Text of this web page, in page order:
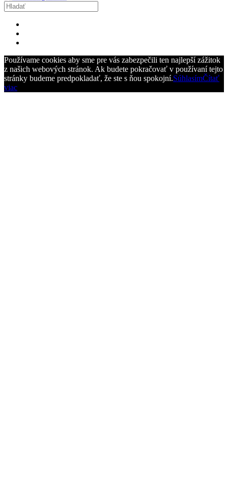
Používame cookies aby sme pre vás zabezpečili ten najlepší zážitok
z našich webových stránok. Ak budete pokračovať v používaní tejto
stránky budeme predpokladať, že ste s ňou spokojní.SúhlasímČítať
viac